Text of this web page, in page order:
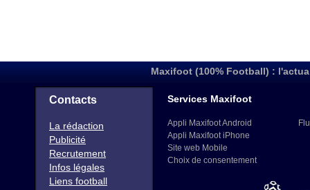
Maxifoot (100% Football) :
Contacts
La rédaction
Publicité
Recrutement
Infos légales
Liens football
Services Maxifoot
Appli Maxifoot Android
Appli Maxifoot iPhone
Site web Mobile
Choix de consentement